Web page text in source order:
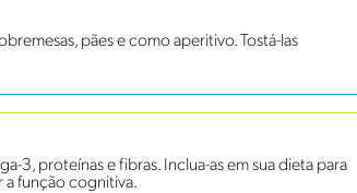
pães e como aperitivo. Tostá-las
3, proteínas e fibras. Inclua-as em sua dieta para
a função cognitiva.